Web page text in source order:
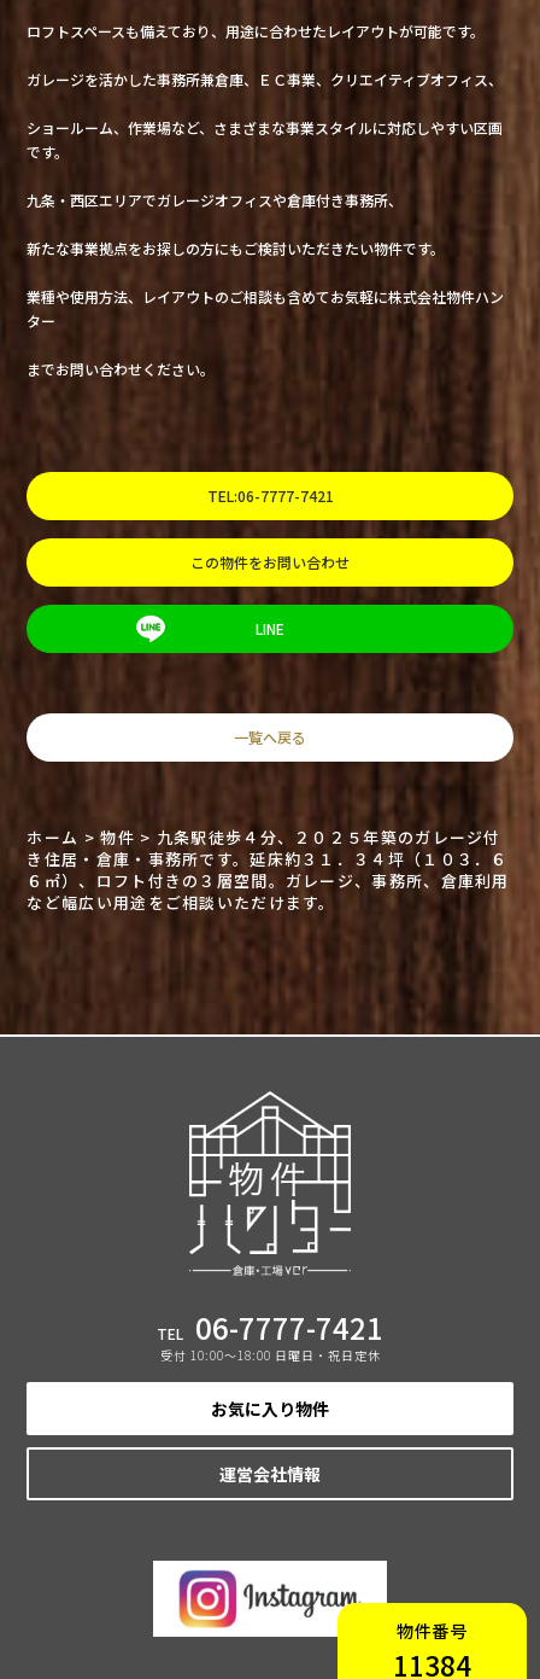
物件番号
11384
ロフトスペースも備えており、用途に合わせたレイアウトが可能です。
ガレージを活かした事務所兼倉庫、ＥＣ事業、クリエイティブオフィス、
ショールーム、作業場など、さまざまな事業スタイルに対応しやすい区画
です。
九条・西区エリアでガレージオフィスや倉庫付き事務所、
新たな事業拠点をお探しの方にもご検討いただきたい物件です。
業種や使用方法、レイアウトのご相談も含めてお気軽に株式会社物件ハン
ター
までお問い合わせください。
TEL:06-7777-7421
この物件をお問い合わせ
LINE
一覧へ戻る
ホーム >物件 > 九条駅徒歩４分、２０２５年築のガレージ付
き住居・倉庫・事務所です。延床約３１．３４坪（１０３．６
６㎡）、ロフト付きの３層空間。ガレージ、事務所、倉庫利用
など幅広い用途をご相談いただけます。
TEL 06-7777-7421
受付 10:00〜18:00 日曜日・祝日定休
お気に入り物件
運営会社情報